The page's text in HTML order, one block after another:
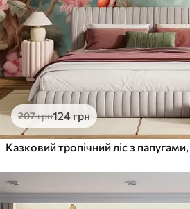
207грн124 грн